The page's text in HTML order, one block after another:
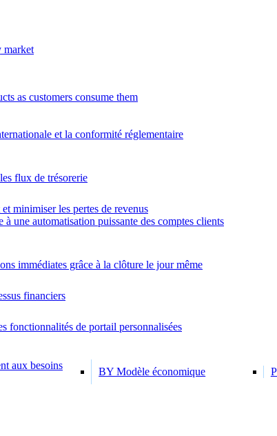
market
as customers consume them
et la conformité réglementaire
flux de trésorerie
minimiser les pertes de revenus
une automatisation puissante des comptes clients
immédiates grâce à la clôture le jour même
financiers
fonctionnalités de portail personnalisées
aux besoins
BY Modèle économique